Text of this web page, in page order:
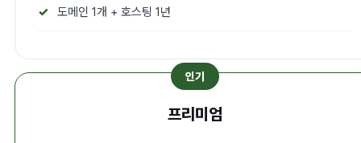
도메인 1개 + 호스팅 1년
프리미엄